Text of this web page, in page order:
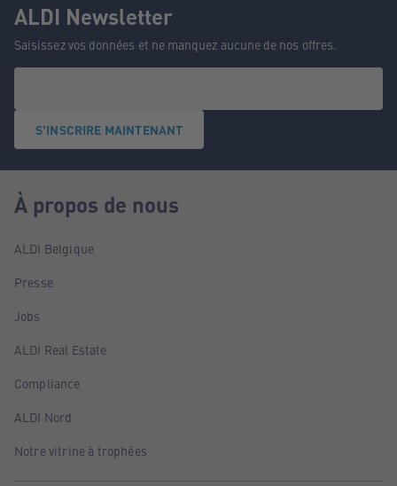
ALDI Newsletter
Saisissez vos données et ne manquez aucune de nos offres.
S'INSCRIRE MAINTENANT
À propos de nous
ALDI Belgique
Presse
Jobs
ALDI Real Estate
Compliance
ALDI Nord
Notre vitrine à trophées